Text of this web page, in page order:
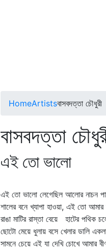
HomeArtistsবাসবদত্তা চৌধুরী
বাসবদত্তা
এই তো ভালো
এই তো ভালো লেগেছিল আলোর নাচন
শালের বনে খ্যাপা হাওয়া, এই তো আমার
রাঙা মাটির রাস্তা বেয়ে হাটের পথিক
ছোটো মেয়ে ধুলায় বসে খেলার ডালি
সামনে চেয়ে এই যা দেখি চোখে আমার